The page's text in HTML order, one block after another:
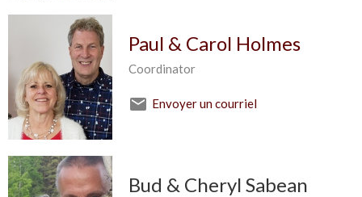
Paul & Carol Holmes
Coordinator
Envoyer un courriel
Bud & Cheryl Sabean